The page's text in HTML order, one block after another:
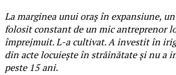
La marginea unui oraș în expansiune,
folosit constant de un mic antreprenor
împrejmuit. L-a cultivat. A investit în
din acte locuiește în străinătate și nu a
peste 15 ani.